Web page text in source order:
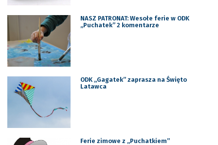
NASZ PATRONAT: Wesołe ferie w ODK
„Puchatek” 2 komentarze
ODK „Gagatek” zaprasza na Święto
Latawca
Ferie zimowe z „Puchatkiem”